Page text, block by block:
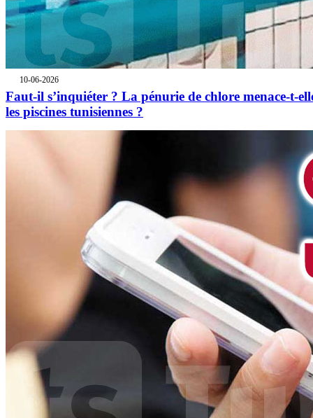
10-06-2026
Faut-il s’inquiéter ? La pénurie de chlore menace-t-
les piscines tunisiennes ?